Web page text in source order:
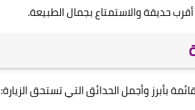
حديقة والاستمتاع بجمال الطبيعة.
بأبرز وأجمل الحدائق التي تستحق الزيارة: